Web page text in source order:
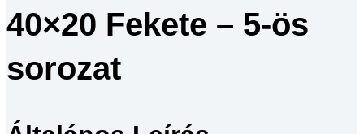
40×20 Fekete – 5-ös
sorozat